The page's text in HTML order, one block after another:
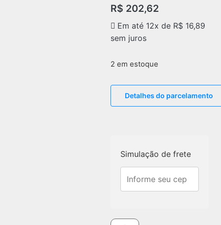
R$ 202,62
Em até 12x de R$ 16,89
sem juros
2 em estoque
Detalhes do parcelamento
Simulação de frete